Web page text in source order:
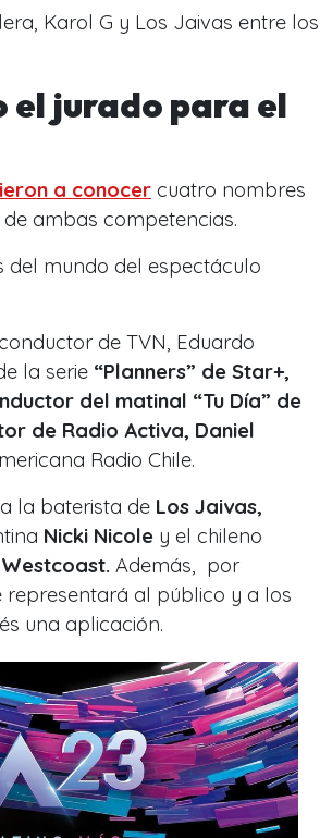
Karol G y Los Jaivas entre los
el jurado para el
a conocer cuatro nombres
ambas competencias.
del mundo del espectáculo
de TVN, Eduardo
la serie “Planners” de Star+,
del matinal “Tu Día” de
de Radio Activa, Daniel
Radio Chile.
la baterista de Los Jaivas,
Nicki Nicole y el chileno
Además, por
representará al público y a los
una aplicación.